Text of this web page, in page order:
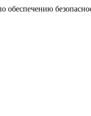
обеспечению